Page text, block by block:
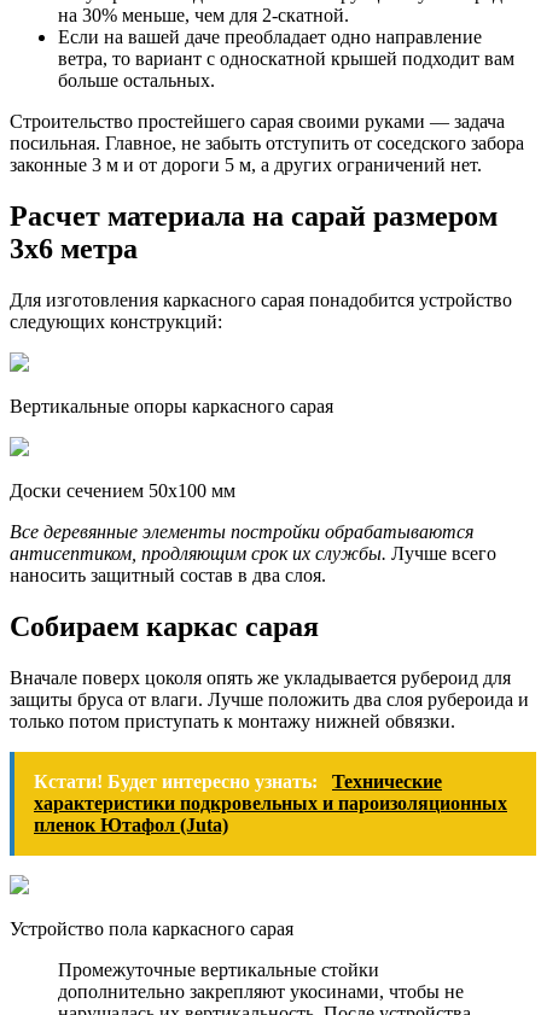
на 30% меньше, чем для 2-скатной.
Если на вашей даче преобладает одно направление
ветра, то вариант с односкатной крышей подходит вам
больше остальных.
Строительство простейшего сарая своими руками — задача
посильная. Главное, не забыть отступить от соседского забора
законные 3 м и от дороги 5 м, а других ограничений нет.
Расчет материала на сарай размером
3х6 метра
Для изготовления каркасного сарая понадобится устройство
следующих конструкций:
Вертикальные опоры каркасного сарая
Доски сечением 50х100 мм
Все деревянные элементы постройки обрабатываются
антисептиком, продляющим срок их службы. Лучше всего
наносить защитный состав в два слоя.
Собираем каркас сарая
Вначале поверх цоколя опять же укладывается рубероид для
защиты бруса от влаги. Лучше положить два слоя рубероида и
только потом приступать к монтажу нижней обвязки.
Кстати! Будет интересно узнать:
Технические
характеристики подкровельных и пароизоляционных
пленок Ютафол (Juta)
Устройство пола каркасного сарая
Промежуточные вертикальные стойки
дополнительно закрепляют укосинами, чтобы не